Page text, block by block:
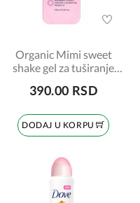
Organic Mimi sweet
shake gel za tuširanje
390.00 RSD
DODAJ U KORPU